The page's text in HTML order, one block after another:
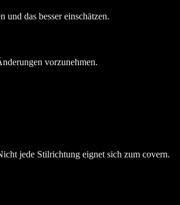
das besser einschätzen.
vorzunehmen.
jede Stilrichtung eignet sich zum covern.